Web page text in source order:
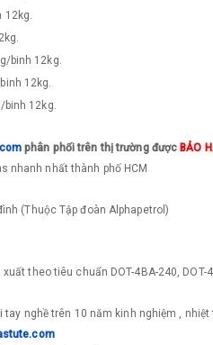
binh 12kg.
12kg.
12kg.
phân phối trên thị trường đượcBẢO
nhanh nhất thành phố HCM
(Thuộc Tập đoàn Alphapetrol)
theo tiêu chuẩn DOT-4BA-240, DOT-
nghề trên 10 năm kinh nghiệm ,